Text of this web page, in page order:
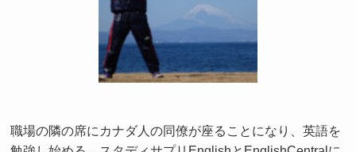
職場の隣の席にカナダ人の同僚が座ることになり、英語を